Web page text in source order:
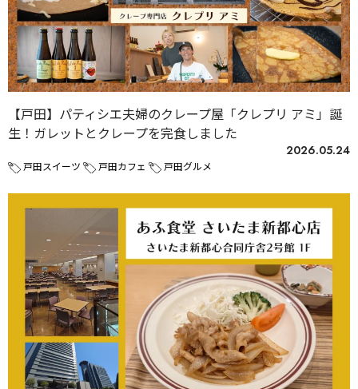
【戸田】パティシエ夫婦のクレープ屋「クレプリ アミ」誕
生！ガレットとクレープを完食しました
2026.05.24
戸田スイーツ 戸田カフェ 戸田グルメ